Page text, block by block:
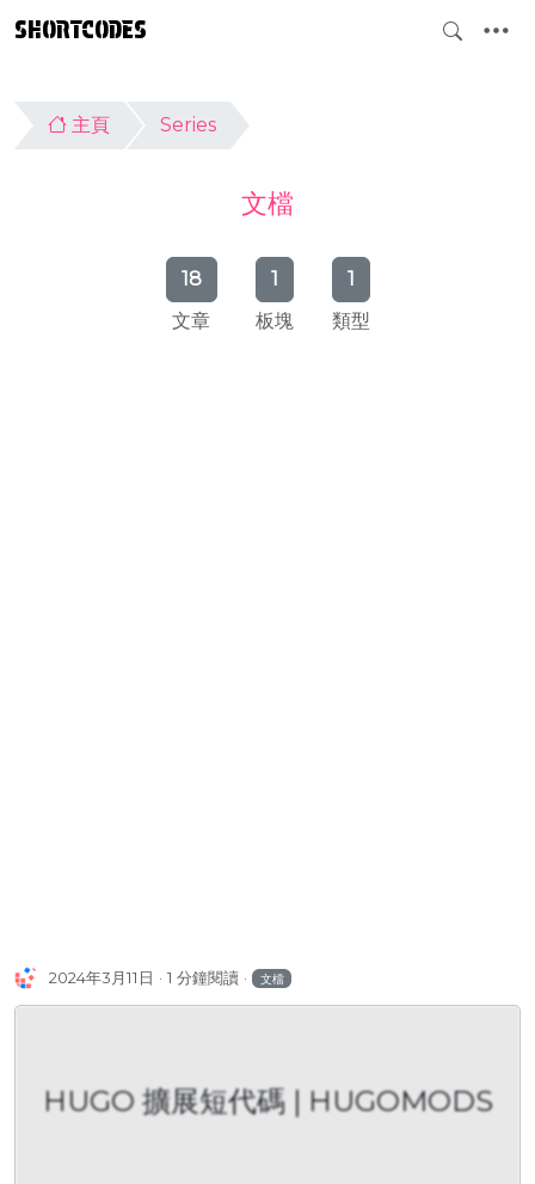
SHORTCODES
主頁 Series
文檔
18
文章
1
板塊
1
類型
2024年3月11日 1 分鐘閱讀 文檔
HUGO 擴展短代碼 | HUGOMODS